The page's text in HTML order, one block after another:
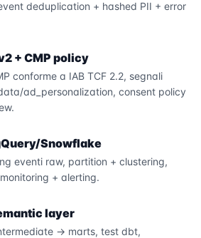
deduplication + hashed PII + error
+ CMP policy
conforme a IAB TCF 2.2, segnali
ad_personalization, consent policy
Snowflake
eventi raw, partition + clustering,
+ alerting.
layer
→ marts, test dbt,